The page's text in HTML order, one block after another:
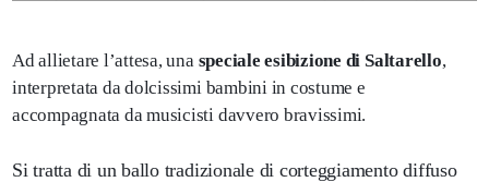
Ad allietare l’attesa, una speciale esibizione di Saltarello,
interpretata da dolcissimi bambini in costume e
accompagnata da musicisti davvero bravissimi.
Si tratta di un ballo tradizionale di corteggiamento diffuso